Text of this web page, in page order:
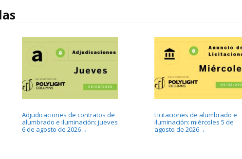
Adjudicaciones de contratos de
alumbrado e iluminación: jueves
6 de agosto de 2026→
Licitaciones de alumbrado e
iluminación: miércoles 5 de
agosto de 2026→